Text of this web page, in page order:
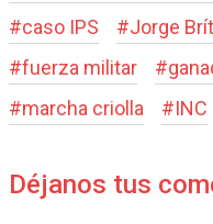
#caso IPS #Jorge
#fuerza militar #
#marcha criolla #INC
Déjanos tus